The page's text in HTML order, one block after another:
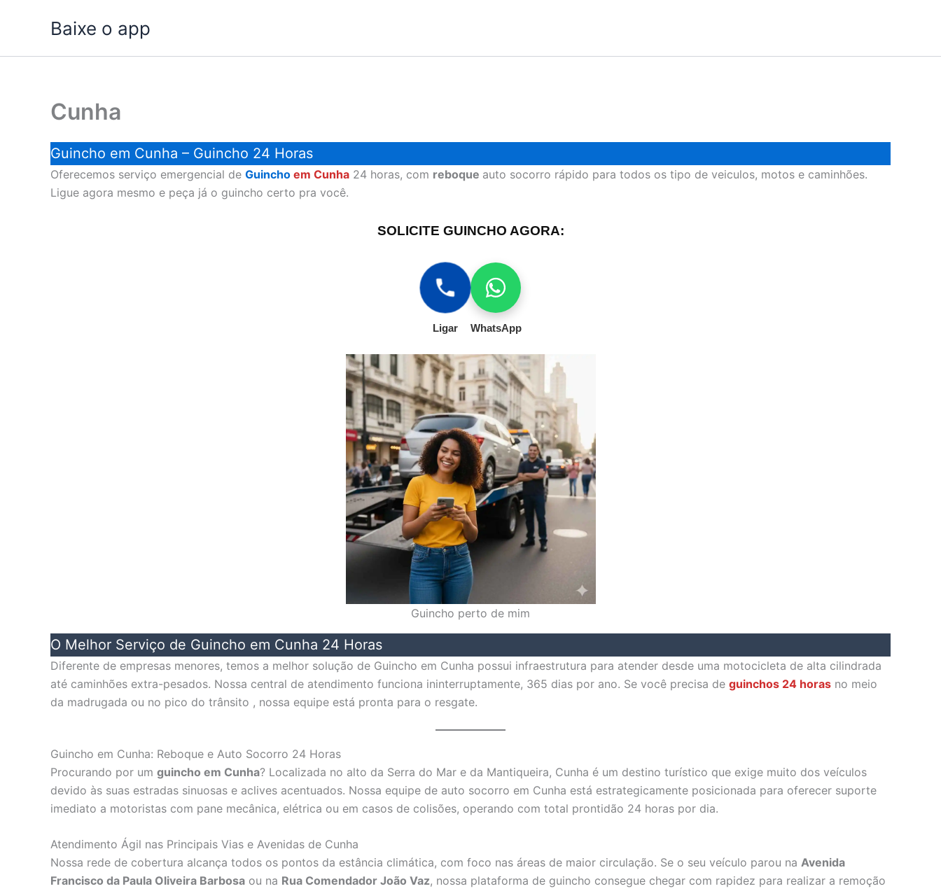
Baixe o app
Cunha
Guincho em Cunha – Guincho 24 Horas
Oferecemos serviço emergencial de Guincho em Cunha 24 horas, com reboque auto socorro rápido para todos os tipo de veiculos, motos e caminhões.
Ligue agora mesmo e peça já o guincho certo pra você.
SOLICITE GUINCHO AGORA:
Ligar WhatsApp
Guincho perto de mim
O Melhor Serviço de Guincho em Cunha 24 Horas
Diferente de empresas menores, temos a melhor solução de Guincho em Cunha possui infraestrutura para atender desde uma motocicleta de alta cilindrada
até caminhões extra-pesados. Nossa central de atendimento funciona ininterruptamente, 365 dias por ano. Se você precisa de guinchos 24 horas no meio
da madrugada ou no pico do trânsito , nossa equipe está pronta para o resgate.
Guincho em Cunha: Reboque e Auto Socorro 24 Horas
Procurando por um guincho em Cunha? Localizada no alto da Serra do Mar e da Mantiqueira, Cunha é um destino turístico que exige muito dos veículos
devido às suas estradas sinuosas e aclives acentuados. Nossa equipe de auto socorro em Cunha está estrategicamente posicionada para oferecer suporte
imediato a motoristas com pane mecânica, elétrica ou em casos de colisões, operando com total prontidão 24 horas por dia.
Atendimento Ágil nas Principais Vias e Avenidas de Cunha
Nossa rede de cobertura alcança todos os pontos da estância climática, com foco nas áreas de maior circulação. Se o seu veículo parou na Avenida
Francisco da Paula Oliveira Barbosa ou na Rua Comendador João Vaz, nossa plataforma de guincho consegue chegar com rapidez para realizar a remoção